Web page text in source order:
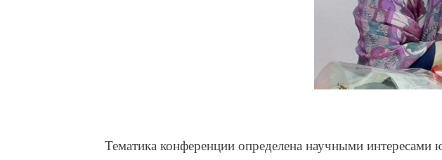
Тематикаконференции определена научными интересами